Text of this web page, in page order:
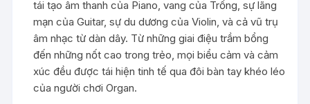
tái tạo âm thanh của Piano, vang của Trống, sự lãng
mạn của Guitar, sự du dương của Violin, và cả vũ trụ
âm nhạc từ dàn dây. Từ những giai điệu trầm bổng
đến những nốt cao trong trẻo, mọi biểu cảm và cảm
xúc đều được tái hiện tinh tế qua đôi bàn tay khéo léo
của người chơi Organ.